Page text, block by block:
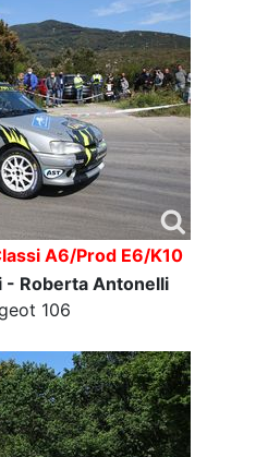
A6/Prod E6/K10
- Roberta Antonelli
106